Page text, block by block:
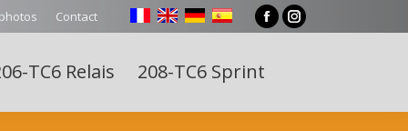
Contact
FacebookInstagram
TC6 Relais 208-TC6 Sprint